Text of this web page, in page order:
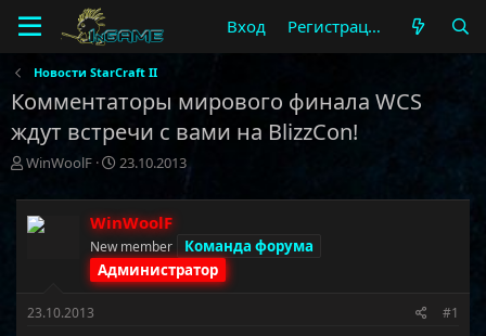
Вход Регистрация
Новости StarCraft II
Комментаторы мирового финала WCS
ждут встречи с вами на BlizzCon!
А
т
о
р
ы
WinWoolF
Д
т
а
н
а
ч
23.10.2013
WinWoolF
New member
Команда форума
Администратор
23.10.2013 #1